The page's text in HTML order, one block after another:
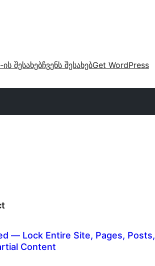
შესახებჩვენს შესახებGet WordPress
— Lock Entire Site, Pages, Posts,
Content